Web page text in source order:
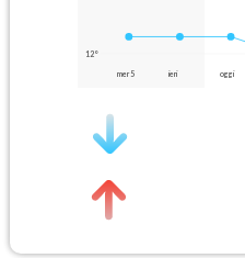
12°
mer 5 ieri oggi